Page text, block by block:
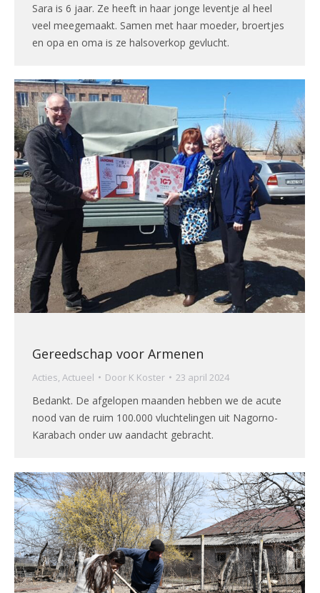
Sara is 6 jaar. Ze heeft in haar jonge leventje al heel
veel meegemaakt. Samen met haar moeder, broertjes
en opa en oma is ze halsoverkop gevlucht.
Gereedschap voor Armenen
Acties, Actueel Door K Koster 23 april 2024
Bedankt. De afgelopen maanden hebben we de acute
nood van de ruim 100.000 vluchtelingen uit Nagorno-
Karabach onder uw aandacht gebracht.